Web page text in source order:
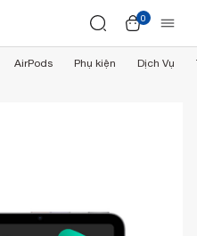
0
AirPods Phụ kiện Dịch Vụ